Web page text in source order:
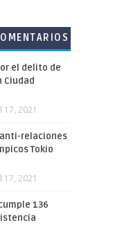
el delito de
17, 2021
relaciones
Tokio
17, 2021
136